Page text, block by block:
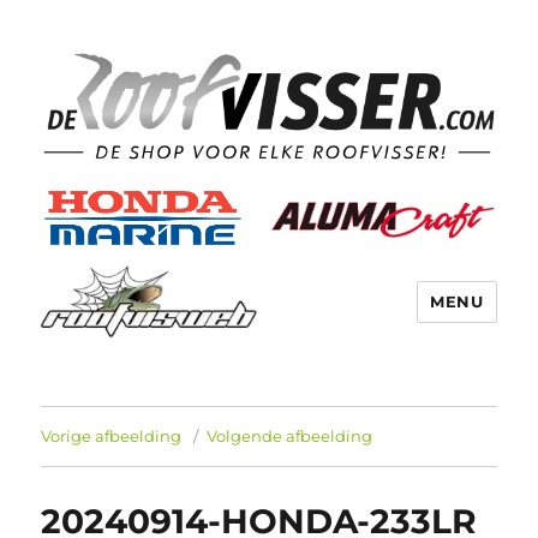
MENU
Vorige afbeelding Volgende afbeelding
20240914-HONDA-233LR